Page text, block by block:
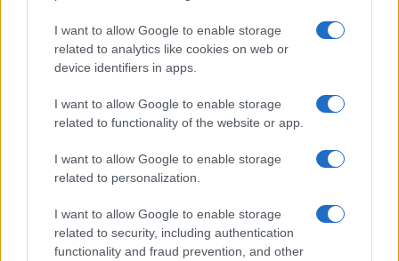
I want to allow Google to enable storage
related to analytics like cookies on web or
device identifiers in apps.
I want to allow Google to enable storage
related to functionality of the website or app.
I want to allow Google to enable storage
related to personalization.
I want to allow Google to enable storage
related to security, including authentication
functionality and fraud prevention, and other
Meteo Olbia 9 agosto, temperature in calo
Salmo finisce in ospedale a Catania, ma il tour
Jovanotti, Gabry Ponte e Alfa: Olbia ombelico del
mondo per una notte